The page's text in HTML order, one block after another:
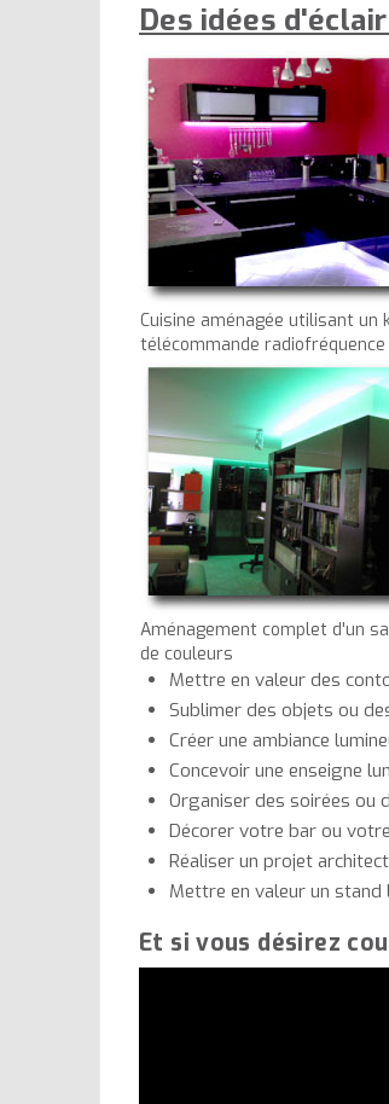
Des idées
Cuisine aménagée utilisant un
télécommande radiofréquence
Aménagement complet d'un
de couleurs
Mettre en valeur des
Sublimer des objets ou
Créer une ambiance
Concevoir une enseigne
Organiser des soirées ou
Décorer votre bar ou
Réaliser un projet
Mettre en valeur un stand
Et si vous désirez